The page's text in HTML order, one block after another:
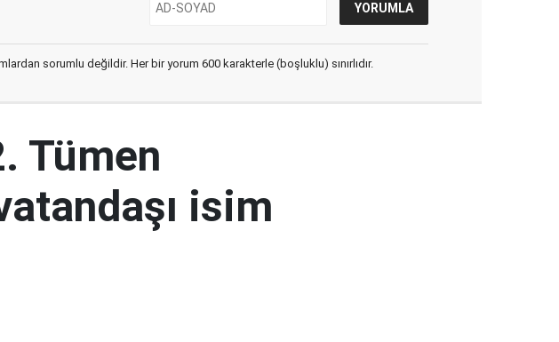
sorumlu değildir. Her bir yorum 600 karakterle (boşluklu) sınırlıdır.
Tümen
isim